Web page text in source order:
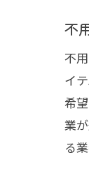
不
不
イ
希
業
る